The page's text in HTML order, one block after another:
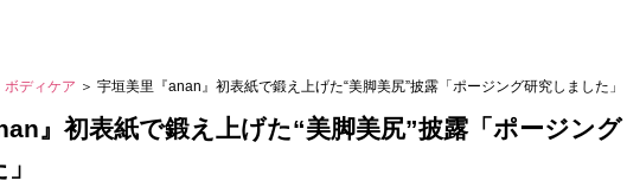
ボディケア ＞ 宇垣美里『anan』初表紙で鍛え上げた“美脚美尻”披露「ポージング研究しました」
』初表紙で鍛え上げた“美脚美尻”披露「ポージング